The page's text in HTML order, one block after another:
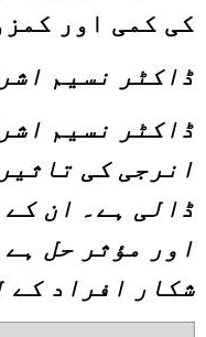
کی کمی اور
ڈاکٹر نسیم
ڈاکٹر نسیم
انرجی کی
ڈالی ہے۔ ان کے
اور مؤثر حل
شکار افراد کے